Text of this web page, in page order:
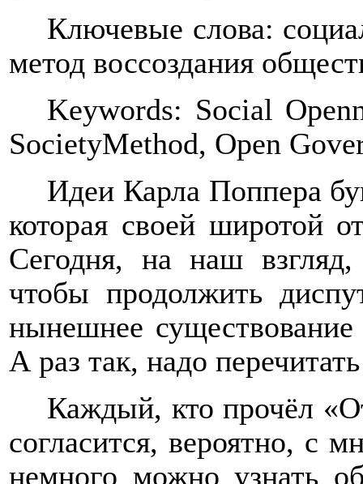
Ключевые слова:
метод воссоздания
Keywords: Social
SocietyMethod, Open
Идеи Карла Поппера
которая своей широтой
Сегодня, на наш
чтобы продолжить
нынешнее
А раз так, надо
Каждый, кто прочёл
согласится, вероятно, с
немного можно узнать